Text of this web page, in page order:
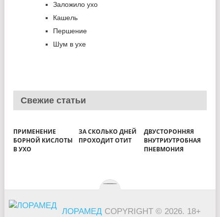
Заложило ухо
Кашель
Першение
Шум в ухе
Свежие статьи
ПРИМЕНЕНИЕ
БОРНОЙ КИСЛОТЫ
В УХО
ЗА СКОЛЬКО ДНЕЙ
ПРОХОДИТ ОТИТ
ДВУСТОРОННЯЯ
ВНУТРИУТРОБНАЯ
ПНЕВМОНИЯ
ЛОРАМЕД COPYRIGHT © 2026. 18+